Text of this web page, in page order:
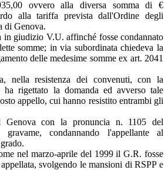
ovvero alla diversa somma di €
alla tariffa prevista dall'Ordine degli
di Genova.
in giudizio V.U. affinché fosse condannato
somme; in via subordinata chiedeva la
delle medesime somme ex art. 2041
nella resistenza dei convenuti, con la
ha rigettato la domanda ed avverso tale
appello, cui hanno resistito entrambi gli
con la pronuncia n. 1105 del
condannando l'appellante al
nel marzo-aprile del 1999 il G.R. fosse
svolgendo le mansioni di RSPP e